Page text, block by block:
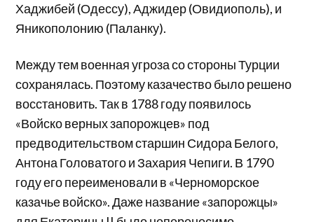
Хаджибей (Одессу), Аджидер (Овидиополь), и
Яникополонию (Паланку).
Между тем военная угроза со стороны Турции
сохранялась. Поэтому казачество было решено
восстановить. Так в 1788 году появилось
«Войско верных запорожцев» под
предводительством старшин Сидора Белого,
Антона Головатого и Захария Чепиги. В 1790
году его переименовали в «Черноморское
казачье войско». Даже название «запорожцы»